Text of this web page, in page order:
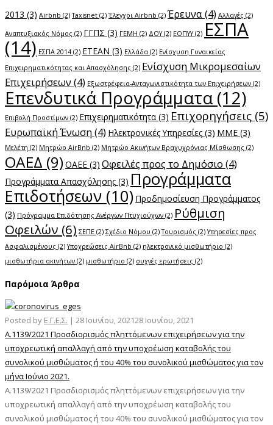
2013 (3) Airbnb (2) Taxisnet (2) Έλεγχοι Airbnb (2) Έρευνα(4) Αλλαγές (2)
Αναπτυξιακός Νόμος (2) ΓΓΠΣ (3) ΓΕΜΗ (2) ΔΟΥ(2) ΕΟΠΥΥ(2) ΕΣΠΑ
(14) ΕΣΠΑ 2014 (2) ΕΤΕΑΝ (3) Ελλάδα (2) Ενίσχυση Γυναικείας
Επιχειρηματικότητας και Απασχόλησης (2) Ενίσχυση Μικρομεσαίων
Επιχειρήσεων (4) Εξωστρέφεια-Ανταγωνιστικότητα των Επιχειρήσεων (2)
Επενδυτικά Προγράμματα (12)
Επιβολή Προστίμων (2) Επιχειρηματικότητα (3) Επιχορηγήσεις (5)
Ευρωπαϊκή Ένωση(4) Ηλεκτρονικές Υπηρεσίες (3) ΜΜΕ (3)
Μελέτη (2) Μητρώο AirBnb (2) Μητρώο Ακινήτων Βραχυχρόνιας Μίσθωσης (2)
ΟΑΕΔ (9) ΟΑΕΕ (3) Οφειλές προς το Δημόσιο (4)
Προγράμματα Απασχόλησης (3) Προγράμματα
Επιδοτήσεων (10) Προδημοσίευση Προγράμματος
(3) Πρόγραμμα Επιδότησης Ανέργων Πτυχιούχων (2) Ρύθμιση
Οφειλών (6) ΣΕΠΕ (2) Σχέδιο Νόμου (2) Τουρισμός (2) Υπηρεσίες προς
Ασφαλισμένους (2) Υποχρεώσεις AirBnb (2) ηλεκτρονικό μισθωτήριο (2)
μισθωτήρια ακινήτων (2) μισθωτήριο (2) συχνές ερωτήσεις (2)
Παρόμοια Άρθρα
Posted by Ε.Γ.Ε.Σ. | 28 Ιουνίου, 202128 Ιουνίου, 2021
Α.1139/2021 Προσδιορισμός πληττόμενων επιχειρήσεων για την
υποχρεωτική απαλλαγή από την υποχρέωση καταβολής του
συνολικού μισθώματος ή του 40% του συνολικού μισθώματος για τον
μήνα Ιούνιο 2021.
Α.1139/2021 Προσδιορισμός πληττόμενων επιχειρήσεων για την
υποχρεωτική απαλλαγή από την υποχρέωση καταβολής του
συνολικού μισθώματος ή του 40% του συνολικού μισθώματος για τον